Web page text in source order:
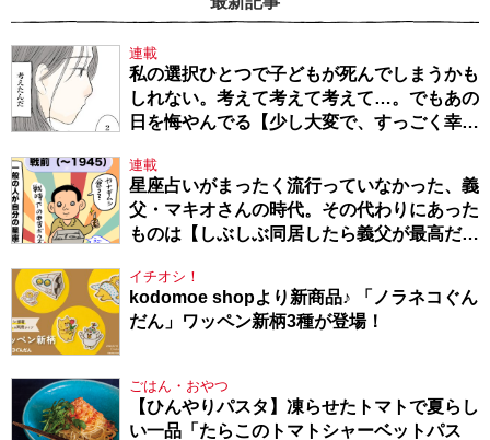
連載
私の選択ひとつで子どもが死んでしまうかも
しれない。考えて考えて考えて…。でもあの
日を悔やんでる【少し大変で、すっごく幸せ
～・54】
連載
星座占いがまったく流行っていなかった、義
父・マキオさんの時代。その代わりにあった
ものは【しぶしぶ同居したら義父が最高だっ
イチオシ！
kodomoe shopより新商品♪ 「ノラネコぐん
だん」ワッペン新柄3種が登場！
ごはん・おやつ
【ひんやりパスタ】凍らせたトマトで夏らし
い一品「たらこのトマトシャーベットパス